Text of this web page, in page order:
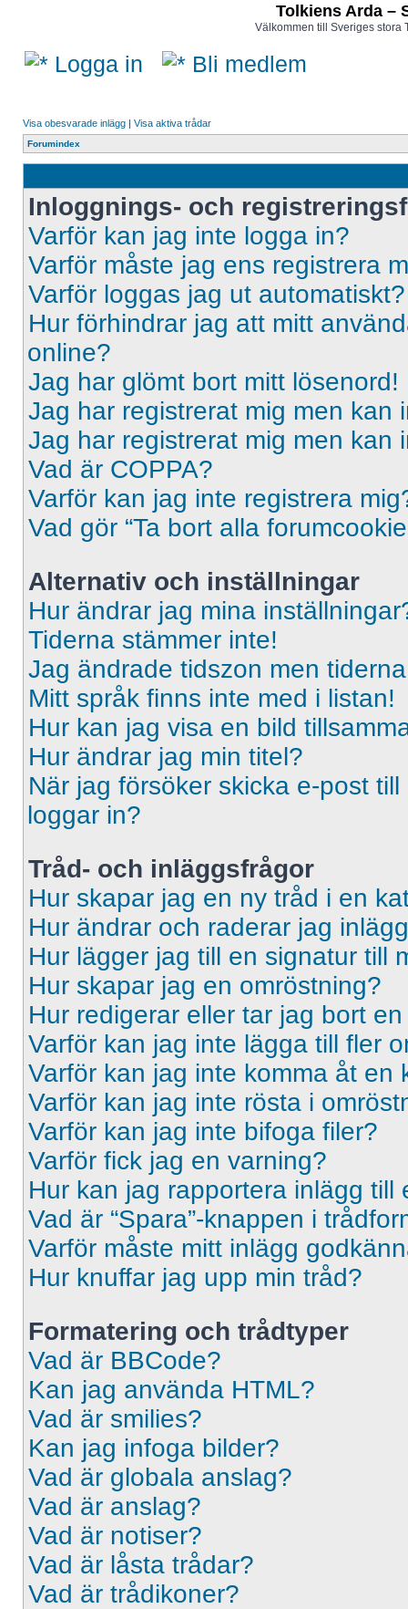
Tolkiens Arda –
Välkommen till Sveriges stora
Logga in Bli medlem
Visa obesvarade inlägg | Visa aktiva trådar
Forumindex
Inloggnings- och
Varför kan jag inte logga in?
Varför måste jag ens registrera
Varför loggas jag ut automatiskt?
Hur förhindrar jag att mitt
online?
Jag har glömt bort mitt lösenord!
Jag har registrerat mig men kan
Jag har registrerat mig men kan
Vad är COPPA?
Varför kan jag inte registrera
Vad gör “Ta bort alla
Alternativ och inställningar
Hur ändrar jag mina
Tiderna stämmer inte!
Jag ändrade tidszon men
Mitt språk finns inte med i listan!
Hur kan jag visa en bild
Hur ändrar jag min titel?
När jag försöker skicka e-post
loggar in?
Tråd- och inläggsfrågor
Hur skapar jag en ny tråd i en
Hur ändrar och raderar jag
Hur lägger jag till en signatur till
Hur skapar jag en omröstning?
Hur redigerar eller tar jag bort
Varför kan jag inte lägga till fler
Varför kan jag inte komma åt en
Varför kan jag inte rösta i
Varför kan jag inte bifoga filer?
Varför fick jag en varning?
Hur kan jag rapportera inlägg till
Vad är “Spara”-knappen i
Varför måste mitt inlägg
Hur knuffar jag upp min tråd?
Formatering och trådtyper
Vad är BBCode?
Kan jag använda HTML?
Vad är smilies?
Kan jag infoga bilder?
Vad är globala anslag?
Vad är anslag?
Vad är notiser?
Vad är låsta trådar?
Vad är trådikoner?